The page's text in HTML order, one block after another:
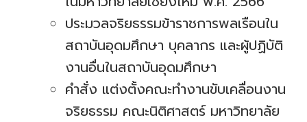
ประมวลจริยธรรมข้าราชการพลเรือนใน
สถาบันอุดมศึกษา บุคลากร และผู้ปฏิบัติ
งานอื่นในสถาบันอุดมศึกษา
คำสั่ง แต่งตั้งคณะทำงานขับเคลื่อนงาน
จริยธรรม คณะนิติศาสตร์ มหาวิทยาลัย